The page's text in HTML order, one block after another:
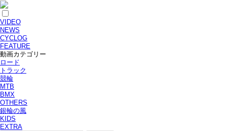
VIDEO
NEWS
CYCLOG
FEATURE
動画カテゴリー
ロード
トラック
競輪
MTB
BMX
OTHERS
銀輪の風
KIDS
EXTRA